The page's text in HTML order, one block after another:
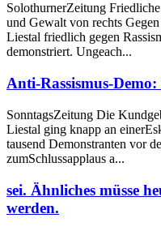
SolothurnerZeitung
und Gewalt von rechts
Liestal friedlich gegen
demonstriert. Ungeach...
Anti-Rassismus-Demo:
SonntagsZeitung Die
Liestal ging knapp an
tausend Demonstranten vor
zumSchlussapplaus a...
sei. Ähnliches müsse
werden.